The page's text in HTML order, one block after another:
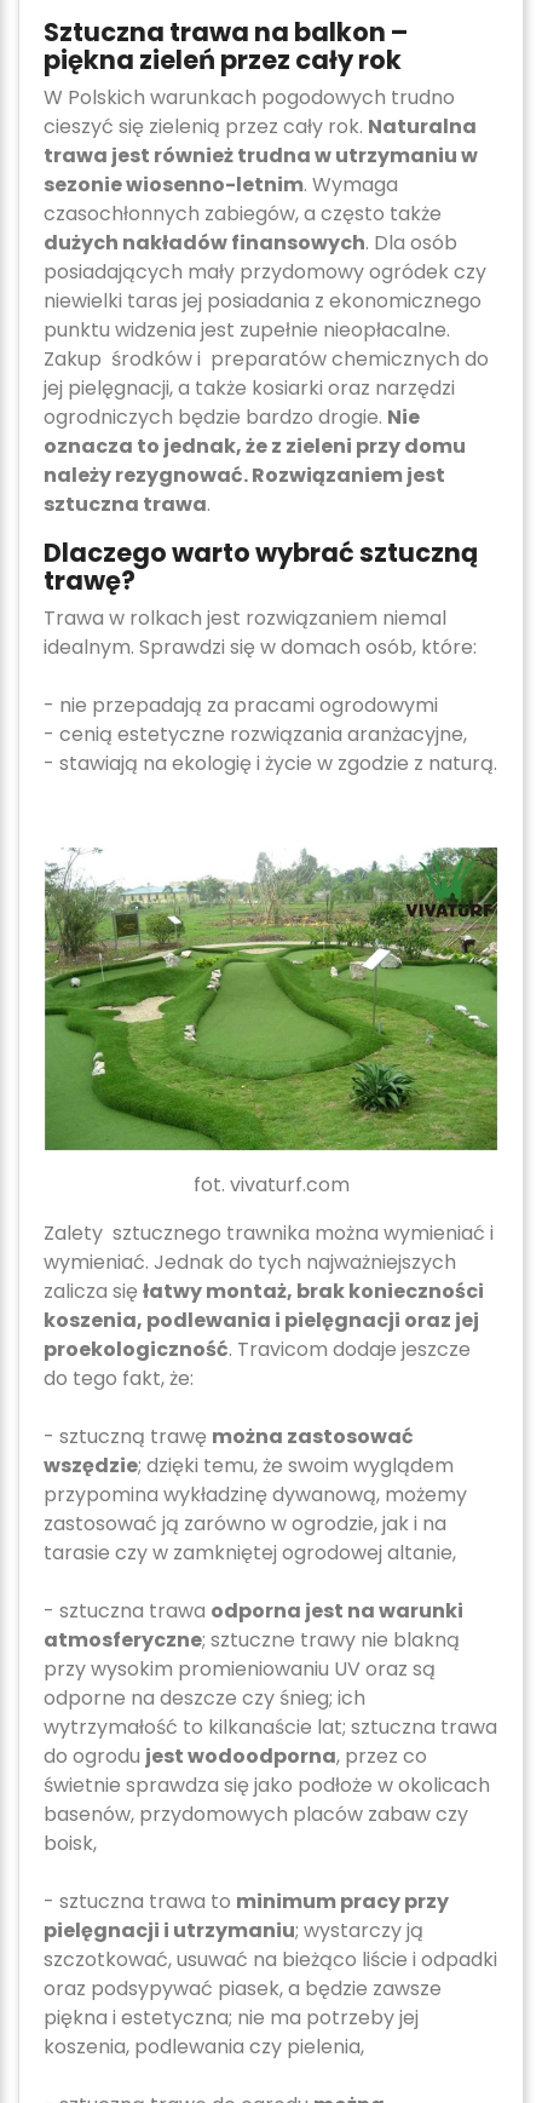
Sztuczna trawa na balkon –
piękna zieleń przez cały rok
W Polskich warunkach pogodowych trudno
cieszyć się zielenią przez cały rok. Naturalna
trawa jest również trudna w utrzymaniu w
sezonie wiosenno-letnim. Wymaga
czasochłonnych zabiegów, a często także
dużych nakładów finansowych. Dla osób
posiadających mały przydomowy ogródek czy
niewielki taras jej posiadania z ekonomicznego
punktu widzenia jest zupełnie nieopłacalne.
Zakup środków i preparatów chemicznych do
jej pielęgnacji, a także kosiarki oraz narzędzi
ogrodniczych będzie bardzo drogie. Nie
oznacza to jednak, że z zieleni przy domu
należy rezygnować. Rozwiązaniem jest
sztuczna trawa.
Dlaczego warto wybrać sztuczną
trawę?
Trawa w rolkach jest rozwiązaniem niemal
idealnym. Sprawdzi się w domach osób, które:
- nie przepadają za pracami ogrodowymi
- cenią estetyczne rozwiązania aranżacyjne,
- stawiają na ekologię i życie w zgodzie z naturą.
fot. vivaturf.com
Zalety sztucznego trawnika można wymieniać i
wymieniać. Jednak do tych najważniejszych
zalicza sięłatwy montaż, brak konieczności
koszenia, podlewania i pielęgnacji oraz jej
proekologiczność. Travicom dodaje jeszcze
do tego fakt, że:
- sztuczną trawę można zastosować
wszędzie; dzięki temu, że swoim wyglądem
przypomina wykładzinę dywanową, możemy
zastosować ją zarówno w ogrodzie, jak i na
tarasie czy w zamkniętej ogrodowej altanie,
- sztuczna trawa odporna jest na warunki
atmosferyczne; sztuczne trawy nie blakną
przy wysokim promieniowaniu UV oraz są
odporne na deszcze czy śnieg; ich
wytrzymałość to kilkanaście lat; sztuczna trawa
do ogrodu jest wodoodporna, przez co
świetnie sprawdza się jako podłoże w okolicach
basenów, przydomowych placów zabaw czy
boisk,
- sztuczna trawa to minimum pracy przy
pielęgnacji i utrzymaniu; wystarczy ją
szczotkować, usuwać na bieżąco liście i odpadki
oraz podsypywać piasek, a będzie zawsze
piękna i estetyczna; nie ma potrzeby jej
koszenia, podlewania czy pielenia,